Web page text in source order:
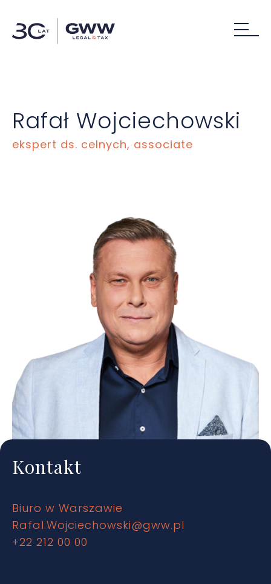
Rafał Wojciechowski
ekspert ds. celnych, associate
Kontakt
Biuro w Warszawie
Rafal.Wojciechowski@gww.pl
+22 212 00 00